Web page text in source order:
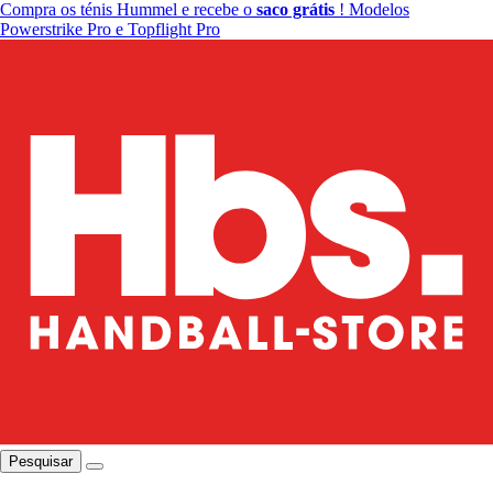
Compra os ténis Hummel e recebe o saco grátis ! Modelos
Powerstrike Pro e Topflight Pro
Pesquisar